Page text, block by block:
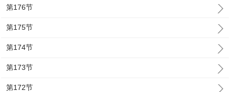
第176节
第175节
第174节
第173节
第172节